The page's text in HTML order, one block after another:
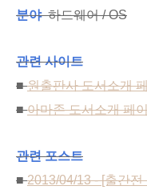
분야하드웨어 / OS
관련 사이트
■원출판사 도서소개
■아마존 도서소개 페
관련 포스트
■2013/04/13 - [출간